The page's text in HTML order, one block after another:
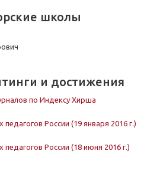
школы
и достижения
по Индексу Хирша
России (19 января 2016 г.)
России (18 июня 2016 г.)